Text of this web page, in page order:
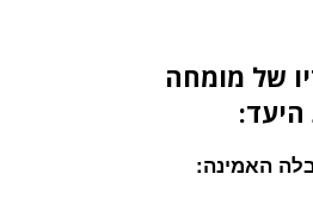
של מומחה
היעד: